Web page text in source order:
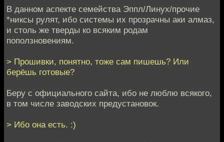
В данном аспекте семейства Эппл/Линух/прочие
*никсы рулят, ибо системы их прозрачны аки алмаз,
и столь же тверды ко всяким родам
поползновениям.
> Прошивки, понятно, тоже сам пишешь? Или
берёшь готовые?
Беру с официального сайта, ибо не люблю всякого,
в том числе заводских предустановок.
> Ибо она есть. :)